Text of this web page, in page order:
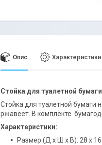
Опис Характеристики
Стойка для туалетной бумаги
Стойка для туалетной бумаги
ржавеет. В комплекте
Характеристики:
Размер (Д х Ш х В): 28 х 16